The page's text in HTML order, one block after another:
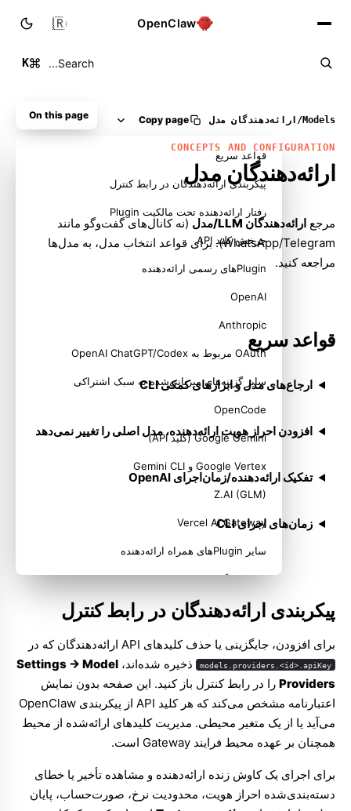
OpenClaw
Search...
K
🇮🇷
Models
/ ارائه‌دهندگان مدل Copy page
CONCEPTS AND CONFIGURATION
ارائه‌دهندگان مدل
مرجع ارائه‌دهندگان LLM/مدل
(نه کانال‌های گفت‌وگو مانند
WhatsApp/Telegram). برای قواعد انتخاب مدل، به
مدل‌ها
مراجعه کنید.
قواعد سریع
ارجاع‌های مدل و ابزارهای کمکی CLI
افزودن احراز هویت ارائه‌دهنده، مدل اصلی را تغییر نمی‌دهد
تفکیک ارائه‌دهنده/زمان‌اجرای OpenAI
زمان‌های اجرای CLI
پیکربندی ارائه‌دهندگان در رابط کنترل
برای افزودن، جایگزینی یا حذف کلیدهای API ارائه‌دهندگان که در
models.providers.<id>.apiKey ذخیره شده‌اند، Settings → Model
Providers را در رابط کنترل باز کنید. این صفحه بدون نمایش
اعتبارنامه مشخص می‌کند که هر کلید API از پیکربندی OpenClaw
می‌آید یا از یک متغیر محیطی. مدیریت کلیدهای ارائه‌شده از محیط
همچنان بر عهده محیط فرایند Gateway است.
برای اجرای یک کاوش زنده ارائه‌دهنده و مشاهده تأخیر یا خطای
دسته‌بندی‌شده احراز هویت، محدودیت نرخ، صورت‌حساب، پایان
On this page
قواعد سریع
پیکربندی ارائه‌دهندگان در رابط کنترل
رفتار ارائه‌دهنده تحت مالکیت Plugin
چرخش کلید API
Pluginهای رسمی ارائه‌دهنده
OpenAI
Anthropic
OAuth مربوط به OpenAI ChatGPT/Codex
سایر گزینه‌های میزبانی‌شده به سبک اشتراکی
OpenCode
Google Gemini (کلید API)
Google Vertex و Gemini CLI
Z.AI (GLM)
Vercel AI Gateway
سایر Pluginهای همراه ارائه‌دهنده
ارائه‌دهندگان از طریق models.providers (نشانی پایه/سفارشی)
Moonshot AI (Kimi)
Kimi Coding
Volcano Engine (Doubao)
BytePlus (بین‌المللی)
Synthetic
MiniMax
LM Studio
Ollama